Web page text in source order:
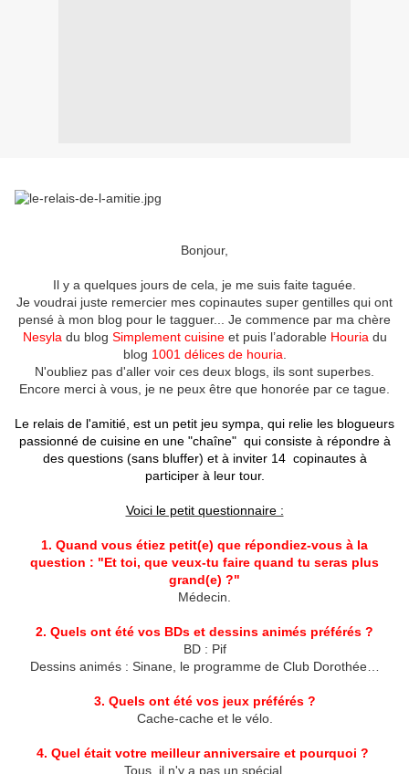
Bonjour,
Il y a quelques jours de cela, je me suis faite taguée.
Je voudrai juste remercier mes copinautes super gentilles qui ont
pensé à mon blog pour le tagguer... Je commence par ma chère
Nesyla du blog Simplement cuisineet puis l’adorable Houria du
blog 1001 délices de houria
N'oubliez pas d'aller voir ces deux blogs, ils sont superbes.
Encore merci à vous, je ne peux être que honorée par ce tague.
Le relais de l'amitié, est un petit jeu sympa, qui relie les blogueurs
passionné de cuisine en une "chaîne" qui consiste à répondre à
des questions (sans bluffer) et à inviter 14 copinautes à
participer à leur tour.
Voici le petit questionnaire :
1. Quand vous étiez petit(e) que répondiez-vous à la
question : "Et toi, que veux-tu faire quand tu seras plus
grand(e) ?"
Médecin.
2. Quels ont été vos BDs et dessins animés préférés ?
BD : Pif
Dessins animés : Sinane, le programme de Club Dorothée…
3. Quels ont été vos jeux préférés ?
Cache-cache et le vélo.
4. Quel était votre meilleur anniversaire et pourquoi ?
Tous, il n'y a pas un spécial.